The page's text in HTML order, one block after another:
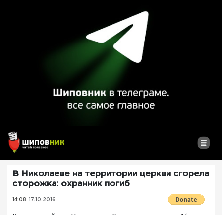
В Николаеве на территории церкви сгорела
сторожка: охранник погиб
14:08 17.10.2016